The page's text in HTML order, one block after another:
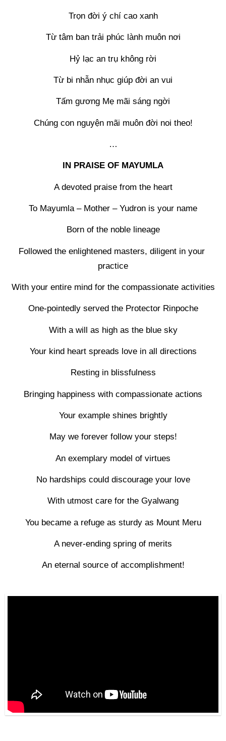
Trọn đời ý chí cao xanh
Từ tâm ban trải phúc lành muôn nơi
Hỷ lạc an trụ không rời
Từ bi nhẫn nhục giúp đời an vui
Tấm gương Mẹ mãi sáng ngời
Chúng con nguyện mãi muôn đời noi theo!
…
IN PRAISE OF MAYUMLA
A devoted praise from the heart
To Mayumla – Mother – Yudron is your name
Born of the noble lineage
Followed the enlightened masters, diligent in your
practice
With your entire mind for the compassionate activities
One-pointedly served the Protector Rinpoche
With a will as high as the blue sky
Your kind heart spreads love in all directions
Resting in blissfulness
Bringing happiness with compassionate actions
Your example shines brightly
May we forever follow your steps!
An exemplary model of virtues
No hardships could discourage your love
With utmost care for the Gyalwang
You became a refuge as sturdy as Mount Meru
A never-ending spring of merits
An eternal source of accomplishment!